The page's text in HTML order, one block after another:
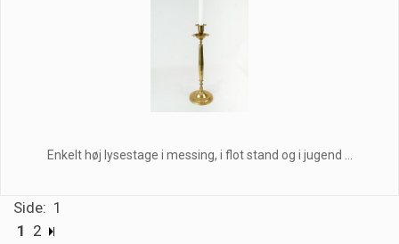
Enkelt høj lysestage i messing, i flot stand og i jugend ...
Side: 1
1 2